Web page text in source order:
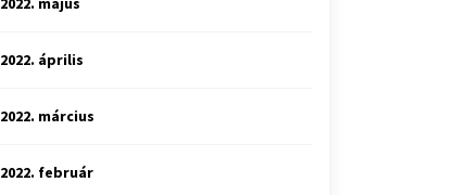
2022. április
2022. március
2022. február